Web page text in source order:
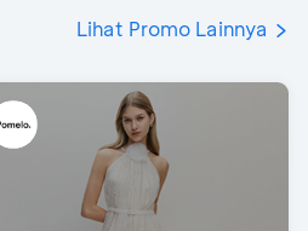
Lihat Promo Lainnya